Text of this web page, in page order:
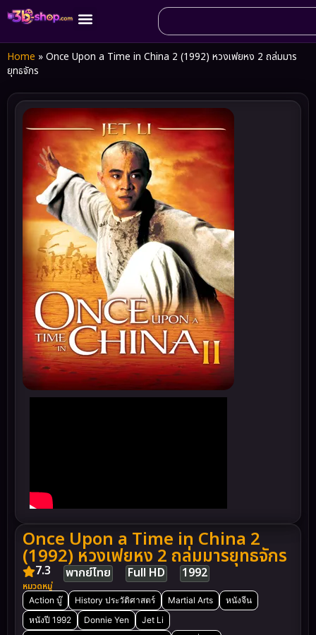
Home » Once Upon a Time in China 2 (1992) หวงเฟยหง 2 ถล่มมาร
ยุทธจักร
Once Upon a Time in China 2
(1992) หวงเฟยหง 2 ถล่มมารยุทธจักร
7.3 พากย์ไทย Full HD 1992
หมวดหมู่
Action บู๊ History ประวัติศาสตร์ Martial Arts
หนังจีน
หนังปี 1992
Donnie Yen
Jet Li